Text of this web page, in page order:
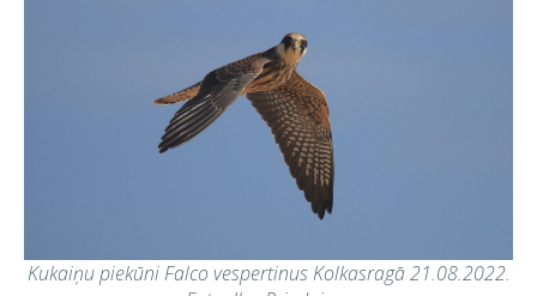
Kukaiņu piekūni Falco vespertinus Kolkasragā 21.08.2022.